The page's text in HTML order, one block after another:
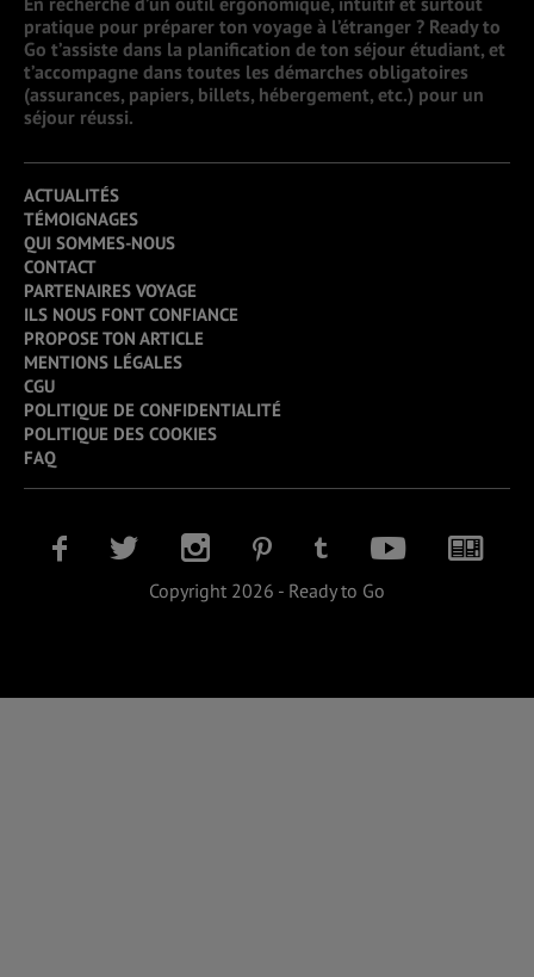
pratique pour préparer ton voyage à l’étranger ? Ready to
Go t’assiste dans la planification de ton séjour étudiant, et
t’accompagne dans toutes les démarches obligatoires
(assurances, papiers, billets, hébergement, etc.) pour un
séjour réussi.
ACTUALITÉS
TÉMOIGNAGES
QUI SOMMES-NOUS
CONTACT
PARTENAIRES VOYAGE
ILS NOUS FONT CONFIANCE
PROPOSE TON ARTICLE
MENTIONS LÉGALES
CGU
POLITIQUE DE CONFIDENTIALITÉ
POLITIQUE DES COOKIES
FAQ
Copyright 2026 - Ready to Go